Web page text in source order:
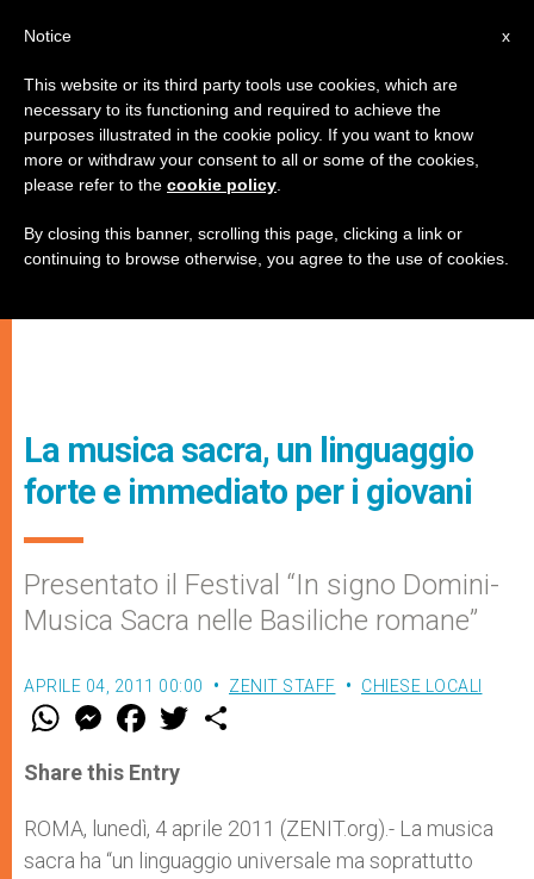
La musica sacra, un linguaggio
forte e immediato per i giovani
Presentato il Festival “In signo Domini-
Musica Sacra nelle Basiliche romane”
APRILE 04, 2011 00:00 ZENIT STAFF CHIESE LOCALI
W
t
s
p
p
M
e
s
e
g
e
r
F
a
e
b
o
w
r
Share this Entry
ROMA, lunedì, 4 aprile 2011 (ZENIT.org).- La musica
sacra ha “un linguaggio universale ma soprattutto
x
Notice
This website or its third party tools use cookies, which are
necessary to its functioning and required to achieve the
purposes illustrated in the cookie policy. If you want to know
more or withdraw your consent to all or some of the cookies,
please refer to the cookie policy
By closing this banner, scrolling this page, clicking a link or
continuing to browse otherwise, you agree to the use of cookies.